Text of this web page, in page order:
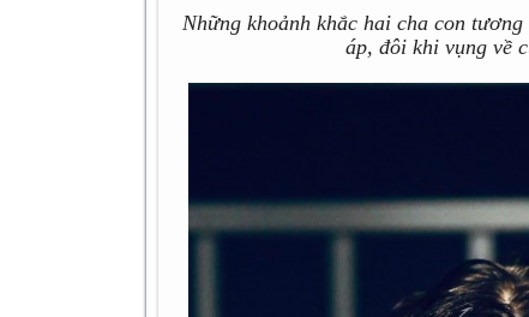
Những khoảnh khắc hai cha con
áp, đôi khi vụng về